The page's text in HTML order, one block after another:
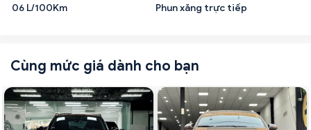
06 L/100Km Phun xăng trực tiếp
Cùng mức giá dành cho bạn